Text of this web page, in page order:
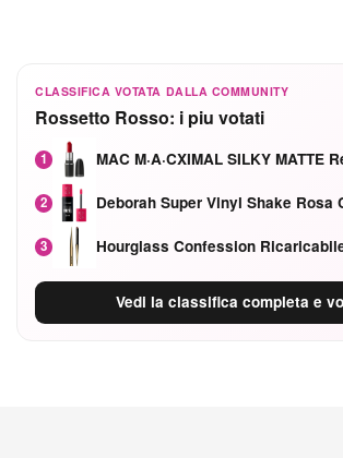
CLASSIFICA VOTATA DALLA COMMUNITY
Rossetto Rosso: i piu votati
1 MAC M·A·CXIMAL SILKY MATTE
2 Deborah Super Vinyl Shake Rosa
3
Vedi la classifica completa e